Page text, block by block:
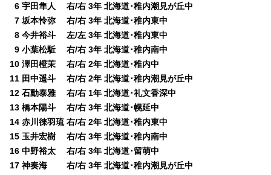
06 宇田隼人 右/右 3年 北海道･稚内潮見が丘中
07 坂本怜弥 右/右 3年 北海道･稚内東中
08 今井裕斗 左/左 3年 北海道･稚内東中
09 小葉松駈 右/右 3年 北海道･稚内南中
10 澤田橙茉 右/右 2年 北海道･稚内中
11 田中遥斗 右/右 2年 北海道･稚内潮見が丘中
12 石動泰雅 右/右 1年 北海道･礼文香深中
13 橋本陽斗 右/右 3年 北海道･幌延中
14 赤川徠羽琉 右/右 2年 北海道･稚内東中
15 玉井宏樹 右/右 3年 北海道･稚内南中
16 中野裕太 右/右 3年 北海道･留萌中
17 神奏海 右/右 3年 北海道･稚内潮見が丘中